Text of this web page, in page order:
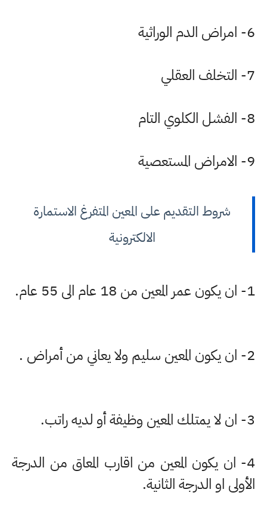
6- امراض الدم الوراثية
7- التخلف العقلي
8- الفشل الكلوي التام
9- الامراض المستعصية
شروط التقديم على المعين المتفرغ الاستمارة
الالكترونية
1- ان يكون عمر المعين من 18 عام الى 55 عام.
2- ان يكون المعين سليم ولا يعاني من أمراض .
3- ان لا يمتلك المعين وظيفة أو لديه راتب.
4- ان يكون المعين من اقارب المعاق من الدرجة
الأولى او الدرجة الثانية.